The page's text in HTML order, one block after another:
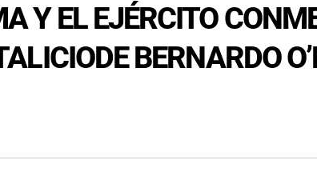
Y EL EJÉRCITO
BERNARDO